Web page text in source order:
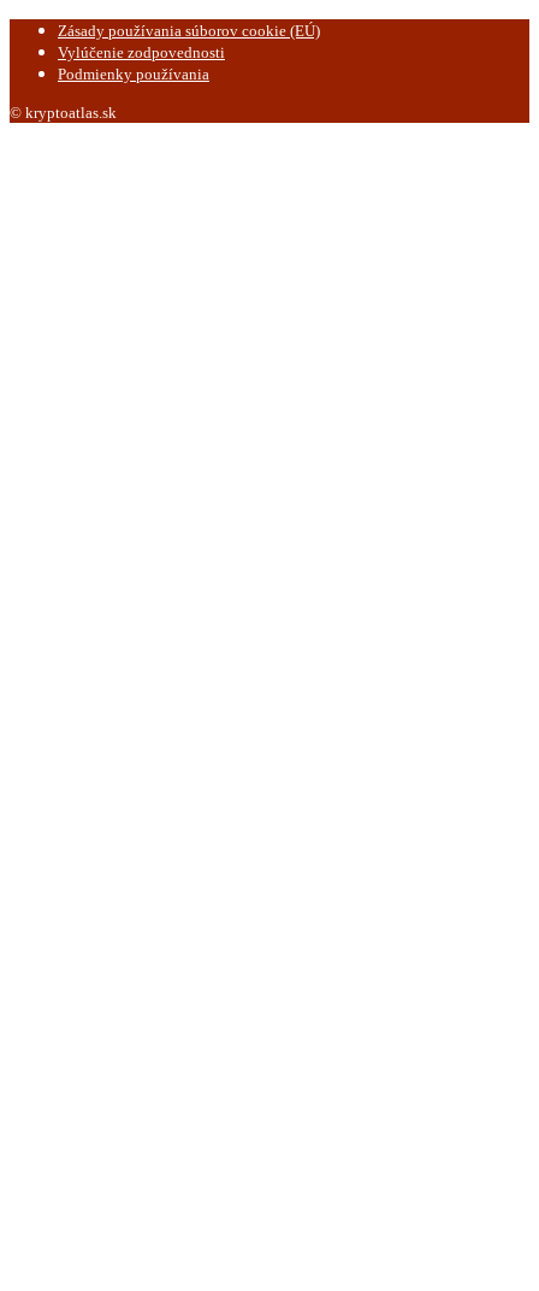
Zásady používania súborov cookie (EÚ)
Vylúčenie zodpovednosti
Podmienky používania
© kryptoatlas.sk